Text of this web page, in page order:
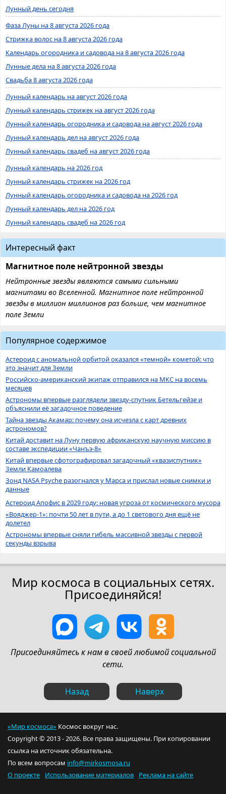
Лунный день сегодня
Фаза Луны на 8 августа 2026 года
Стрижка волос на 8 августа 2026 года
Календарь огородника и садовода на 8 августа 2026 года
Лунные дела на 8 августа 2026 года
Свадьба 8 августа 2026 года
Лунный календарь на август 2026 года
Лунный календарь стрижек на август 2026 года
Лунный календарь огородника и садовода на август 2026 года
Лунный календарь дел на август 2026 года
Лунный календарь свадеб на август 2026 года
Лунный календарь на 2026 год
Лунный календарь стрижек на 2026 год
Лунный календарь огородника и садовода на 2026 год
Лунный календарь дел на 2026 год
Лунный календарь свадеб на 2026 год
Интересный факт
Магнитное поле нейтронной звезды
Нейтронные звезды являются самыми сильными
магнитами во Вселенной. Магнитное поле нейтронной
звезды в миллион миллионов раз больше, чем магнитное
поле Земли
Популярное содержимое
Астероид с аномальной орбитой оказался «темной» кометой: что
это значит для Земли
Российско-американский экипаж отправился на МКС на восемь
месяцев
Астрономы впервые разглядели звезду-спутник Бетельгейзе и
объяснили её загадочное поведение
Тайна звезды Акамар: почему она исчезла с карт древних
астрономов?
Китай доставит на Луну первую африканскую научную миссию в
составе экспедиции «Чанъэ-8»
Китай впервые сфотографировал загадочный «квазиспутник»
Земли Камоалева
Зонд NASA Psyche разогнался у Марса и прислал новые снимки и
данные
Астероид Апофис в 2029 году: новая угроза от космического мусора
«Вояджер-1»: почти 50 лет в пути, а до 1 светового дня ещё не
долетел
Астрономы впервые сняли гибель массивной звезды с первой
секунды взрыва
Мир космоса в социальных сетях.
Присоединяйся!
Присоединяйтесь к нам в своей любимой социальной
сети.
Назад Наверх
«Мир космоса» Космос вокруг нас.
Copyright © 2013 - 2026. Все права защищены. При копировании
ссылка на источник обязательна.
По всем вопросам info@mirkosmosa.ru
О проекте
Использование материалов Реклама на сайте